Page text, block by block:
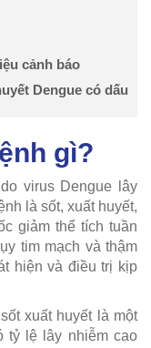
cảnh báo
Dengue có dấu
gì?
virus Dengue lây
là sốt, xuất huyết,
giảm thể tích tuần
tim mạch và thậm
hiện và điều trị kịp
xuất huyết là một
tỷ lệ lây nhiễm cao